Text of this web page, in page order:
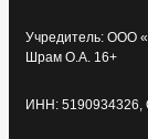
Учредитель: ООО
Шрам О.А. 16+
ИНН: 5190934326,